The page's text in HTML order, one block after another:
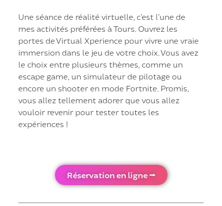
Une séance de réalité virtuelle, c’est l’une de
mes activités préférées à Tours. Ouvrez les
portes de Virtual Xperience pour vivre une vraie
immersion dans le jeu de votre choix. Vous avez
le choix entre plusieurs thèmes, comme un
escape game, un simulateur de pilotage ou
encore un shooter en mode Fortnite. Promis,
vous allez tellement adorer que vous allez
vouloir revenir pour tester toutes les
expériences !
Réservation en ligne ⭢